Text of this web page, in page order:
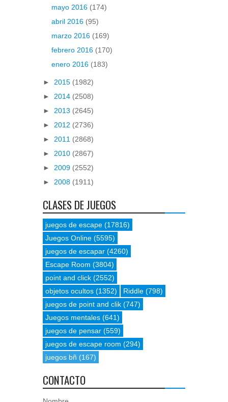
mayo 2016 (174)
abril 2016 (95)
marzo 2016 (169)
febrero 2016 (170)
enero 2016 (183)
► 2015 (1982)
► 2014 (2508)
► 2013 (2645)
► 2012 (2736)
► 2011 (2868)
► 2010 (2867)
► 2009 (2552)
► 2008 (1911)
CLASES DE JUEGOS
juegos de escape (17816)
Juegos Online (5595)
juegos de escapar (4260)
Escape Room (3804)
point and click (2552)
objetos ocultos (1352) Riddle (798)
juegos de point and clik (747)
Juegos mentales (641)
juegos de pensar (559)
juegos de escape room (294)
juegos bñ (167)
CONTACTO